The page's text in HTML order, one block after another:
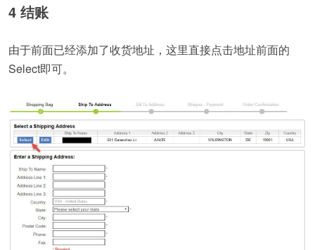
4 结账
由于前面已经添加了收货地址，这里直接点击地址前面的
Select即可。